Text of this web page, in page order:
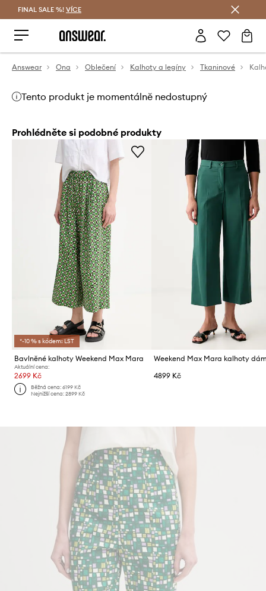
FINAL SALE %! VÍCE
Answear Ona Oblečení Kalhoty a legíny Tkaninové
Tento produkt je momentálně nedostupný
Prohlédněte si podobné produkty
*-10 % s kódem: LST
Bavlněné kalhoty Weekend Max Mara
Aktuální cena:
2699 Kč
Běžná cena:6199 Kč
Nejnižší cena:2899 Kč
4899 Kč